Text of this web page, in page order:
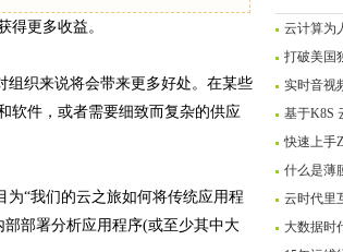
得更多收益。
组织来说将会带来更多好处。在某些
软件，或者需要细致而复杂的供应
为“我们的云之旅如何将传统应用程
部部署分析应用程序(或至少其中大
云计算为
打破美国
实时音视
基于K8S
快速上手
什么是薄
云时代里
大数据时